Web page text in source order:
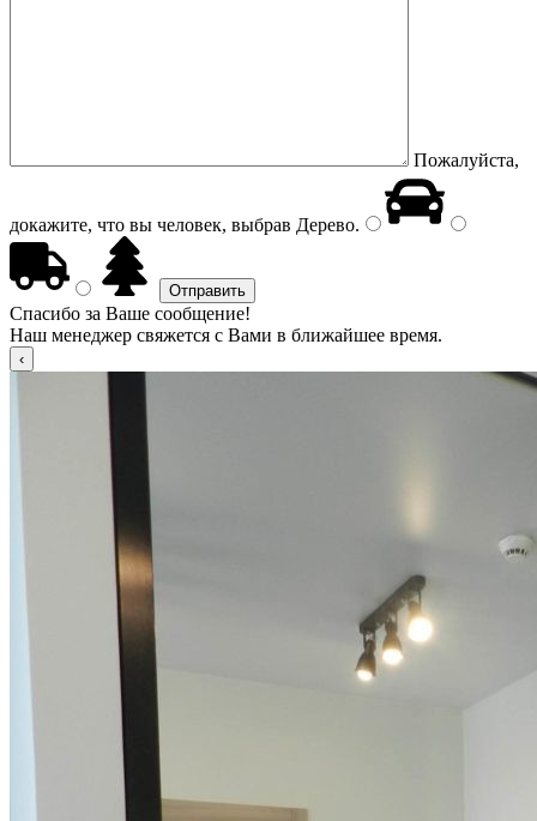
Пожалуйста,
докажите, что вы человек, выбрав Дерево.
Спасибо за Ваше сообщение!
Наш менеджер свяжется с Вами в ближайшее время.